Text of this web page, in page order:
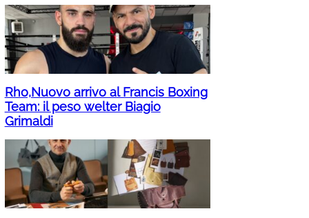
Rho,Nuovo arrivo al Francis Boxing
Team: il peso welter Biagio
Grimaldi